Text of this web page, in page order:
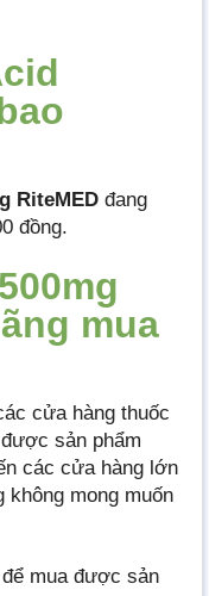
RiteMED đang
đồng.
mua
cửa hàng thuốc
sản phẩm
các cửa hàng lớn
mong muốn
để mua được sản